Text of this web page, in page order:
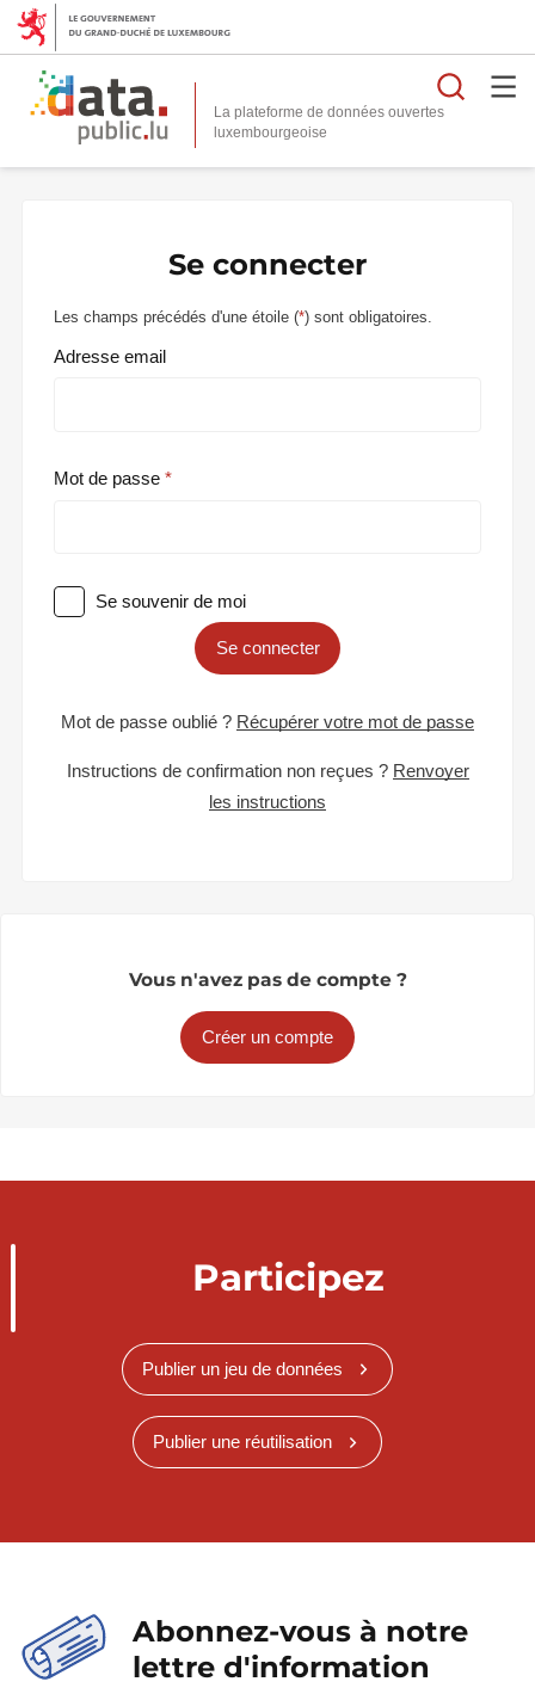
La plateforme de données ouvertes
Se connecter
Les champs précédés d'une étoile (*) sont obligatoires.
Adresse email
Mot de passe
Se souvenir de moi
Se connecter
Mot de passe oublié ? Récupérer votre mot de passe
Instructions de confirmation non reçues ? Renvoyer
les instructions
Vous n'avez pas de compte ?
Créer un compte
Participez
Publier un jeu de données
Publier une réutilisation
Abonnez-vous à notre
lettre d'information